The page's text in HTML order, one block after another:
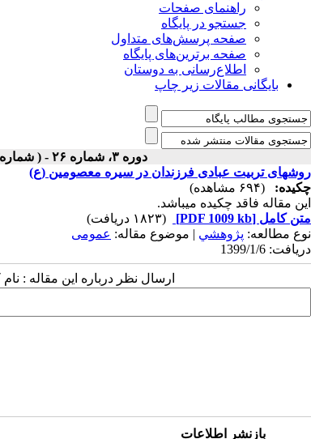
راهنمای صفحات
جستجو در پایگاه
صفحه پرسش‌های متداول
صفحه برترین‌های پایگاه
اطلاع‌رسانی به دوستان
بایگانی مقالات زیر چاپ
دوره ۳، شماره ۲۶ - ( شماره ۲۶ ، دوره اول ، سال سوم ، بهار ۱۳۹۹ ۱۳۹۹ )
روش‫های تربیت عبادی فرزندان در سیره معصومین (ع)‬
چکیده:
(۶۹۴ مشاهده)
این مقاله فاقد چکیده می​باشد.
متن کامل [PDF 1009 kb]
(۱۸۲۳ دریافت)
نوع مطالعه: پژوهشي | موضوع مقاله: عمومى
دریافت: 1399/1/6
ارسال نظر درباره این مقاله :
بازنشر اطلاعات